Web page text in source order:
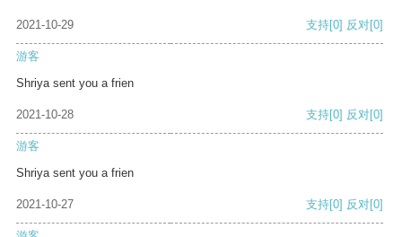
2021-10-29 支持[0] 反对[0]
游客
Shriya sent you a frien
2021-10-28 支持[0] 反对[0]
游客
Shriya sent you a frien
2021-10-27 支持[0] 反对[0]